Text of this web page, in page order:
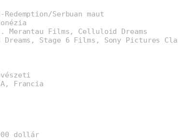
Redemption/Serbuan maut
Merantau Films, Celluloid Dreams
Stage 6 Films, Sony Pictures
Francia
dollár